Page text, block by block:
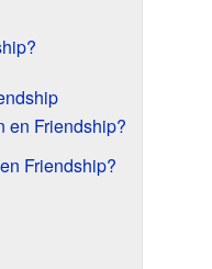
en Friendship?
Friendship?